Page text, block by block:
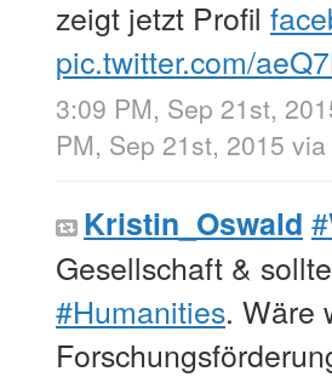
zeigt jetzt Profil
pic.twitter.com/
3:09 PM, Sep 21st,
PM, Sep 21st, 2015 via
Kristin_Oswald
Gesellschaft &
#Humanities. Wäre